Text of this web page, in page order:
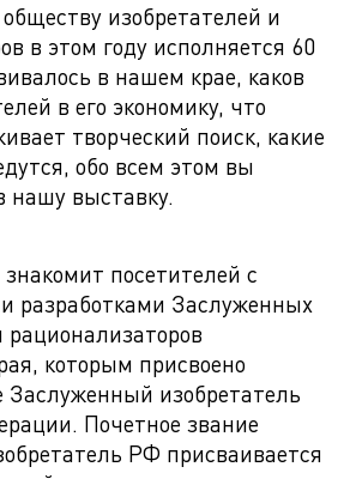
изобретателей и
в этом году исполняется 60
в нашем крае, каков
в его экономику, что
творческий поиск, какие
обо всем этом вы
нашу выставку.
посетителей с
разработками Заслуженных
рационализаторов
которым присвоено
Заслуженный изобретатель
Почетное звание
РФ присваивается